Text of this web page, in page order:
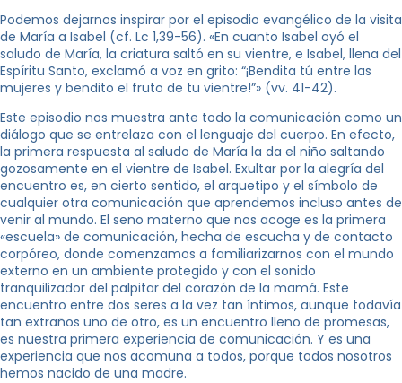
Podemos dejarnos inspirar por el episodio evangélico de la visita
de María a Isabel (cf. Lc 1,39-56). «En cuanto Isabel oyó el
saludo de María, la criatura saltó en su vientre, e Isabel, llena del
Espíritu Santo, exclamó a voz en grito: “¡Bendita tú entre las
mujeres y bendito el fruto de tu vientre!”» (vv. 41-42).
Este episodio nos muestra ante todo la comunicación como un
diálogo que se entrelaza con el lenguaje del cuerpo. En efecto,
la primera respuesta al saludo de María la da el niño saltando
gozosamente en el vientre de Isabel. Exultar por la alegría del
encuentro es, en cierto sentido, el arquetipo y el símbolo de
cualquier otra comunicación que aprendemos incluso antes de
venir al mundo. El seno materno que nos acoge es la primera
«escuela» de comunicación, hecha de escucha y de contacto
corpóreo, donde comenzamos a familiarizarnos con el mundo
externo en un ambiente protegido y con el sonido
tranquilizador del palpitar del corazón de la mamá. Este
encuentro entre dos seres a la vez tan íntimos, aunque todavía
tan extraños uno de otro, es un encuentro lleno de promesas,
es nuestra primera experiencia de comunicación. Y es una
experiencia que nos acomuna a todos, porque todos nosotros
hemos nacido de una madre.